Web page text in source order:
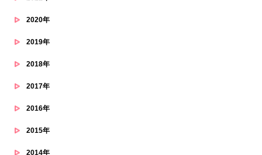
2020年
2019年
2018年
2017年
2016年
2015年
2014年